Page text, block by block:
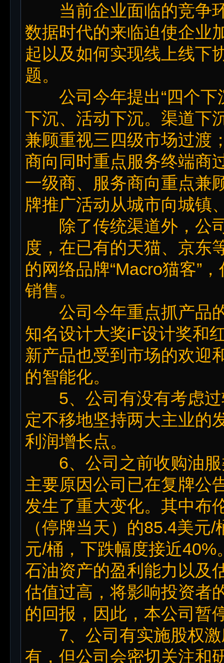
当前企业面临的竞争环
数据时代的来临迫使企业
起以及如何实现线上线下
题。
公司今年提出“四个下
下沉、活动下沉。渠道下
兼顾重视三四级市场过渡
商向同时重点服务终端商
一级商、服务商向重点兼
牌推广活动从城市向城镇
除了传统渠道外，公司
度，在已有的天猫、京东
的网络品牌“Macro猫客”
销售。
公司今年重点抓产品的
知名设计大奖iF设计奖和
新产品也受到市场的欢迎
的智能化。
5、公司有没有考虑过
定不移地坚持两大主业的
利润增长点。
6、公司之前收购油服
主要原因公司已在复牌公
发生了重大变化。其中布
（停牌当天）的85.4美
元/桶，下跌幅度接近
石油资产的盈利能力以及
估值过高，将影响投资者
的回报，因此，本公司暂
7、公司有实施股权激
有，但公司会密切关注和